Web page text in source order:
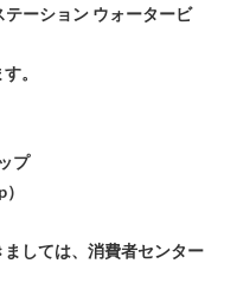
ーション ウォータービ
。
プ
しては、消費者センター